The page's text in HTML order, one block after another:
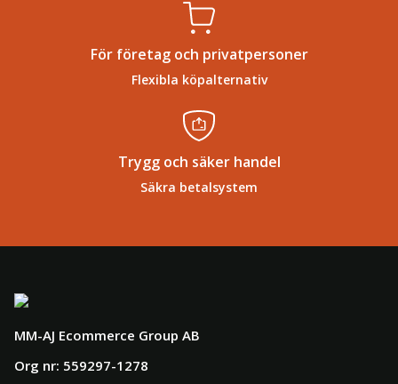
För företag och privatpersoner
Flexibla köpalternativ
Trygg och säker handel
Säkra betalsystem
MM-AJ Ecommerce Group AB
Org nr: 559297-1278